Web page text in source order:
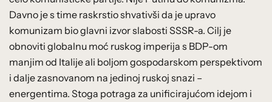
Davno je s time raskrstio shvativši da je upravo
komunizam bio glavni izvor slabosti SSSR-a. Cilj je
obnoviti globalnu moć ruskog imperija s BDP-om
manjim od Italije ali boljom gospodarskom perspektivom
i dalje zasnovanom na jedinoj ruskoj snazi –
energentima. Stoga potraga za unificirajućom idejom i